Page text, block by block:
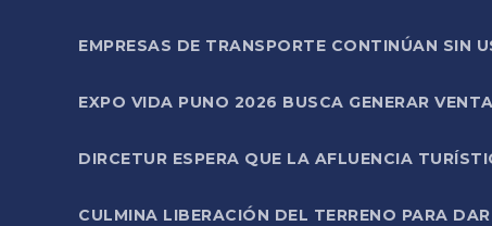
EMPRESAS DE TRANSPORTE CONTINÚAN SIN
EXPO VIDA PUNO 2026 BUSCA GENERAR
DIRCETUR ESPERA QUE LA AFLUENCIA
CULMINA LIBERACIÓN DEL TERRENO PARA